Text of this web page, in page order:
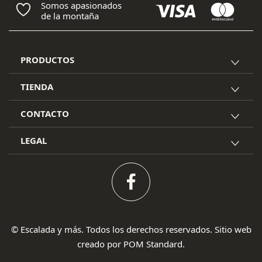
Somos apasionados
de la montaña
PRODUCTOS
TIENDA
CONTACTO
LEGAL
© Escalada y más. Todos los derechos reservados. Sitio web
creado por POM Standard.